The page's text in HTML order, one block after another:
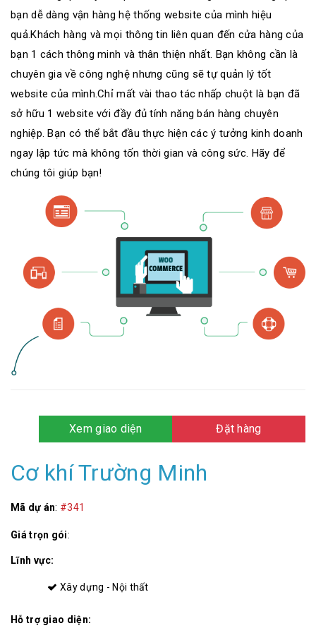
bạn dễ dàng vận hàng hệ thống website của mình hiệu
quả.Khách hàng và mọi thông tin liên quan đến cửa hàng của
bạn 1 cách thông minh và thân thiện nhất. Bạn không cần là
chuyên gia về công nghệ nhưng cũng sẽ tự quản lý tốt
website của mình.Chỉ mất vài thao tác nhấp chuột là bạn đã
sở hữu 1 website với đầy đủ tính năng bán hàng chuyên
nghiệp. Bạn có thể bắt đầu thực hiện các ý tưởng kinh doanh
ngay lập tức mà không tốn thời gian và công sức. Hãy để
chúng tôi giúp bạn!
Xem giao diện Đặt hàng
Cơ khí Trường Minh
Mã dự án: #341
Giá trọn gói:
Lĩnh vực:
Xây dựng - Nội thất
Hỗ trợ giao diện: